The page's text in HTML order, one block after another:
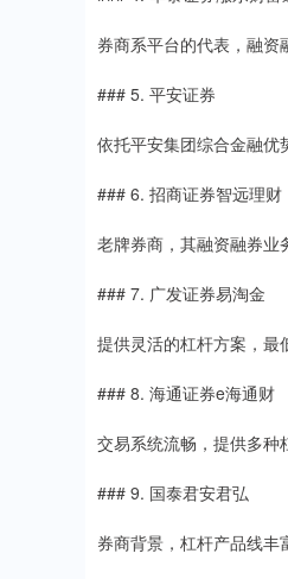
券商系平台的代表，融资
### 5. 平安证券
依托平安集团综合金融优
### 6. 招商证券智远理财
老牌券商，其融资融券业
### 7. 广发证券易淘金
提供灵活的杠杆方案，最
### 8. 海通证券e海通财
交易系统流畅，提供多种
### 9. 国泰君安君弘
券商背景，杠杆产品线丰